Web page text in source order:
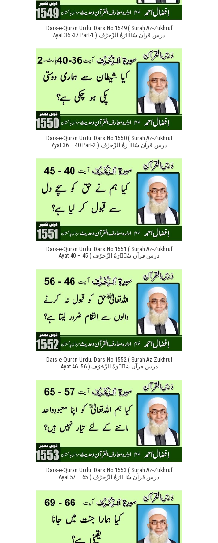
Dars-e-Quran Urdu. Dars No 1549 ( Surah Az-Zukhruf
Ayat 36 -37 Part-1 ) درس قرآن سُوۡرَةُ الزّخرُف
Dars-e-Quran Urdu. Dars No 1550 ( Surah Az-Zukhruf
Ayat 36 – 40 Part-2 ) درس قرآن سُوۡرَةُ الزّخرُف
Dars-e-Quran Urdu. Dars No 1551 ( Surah Az-Zukhruf
Ayat 40 – 45 ) درس قرآن سُوۡرَةُ الزّخرُف
Dars-e-Quran Urdu. Dars No 1552 ( Surah Az-Zukhruf
Ayat 46 -56 ) درس قرآن سُوۡرَةُ الزّخرُف
Dars-e-Quran Urdu. Dars No 1553 ( Surah Az-Zukhruf
Ayat 57 – 65 ) درس قرآن سُوۡرَةُ الزّخرُف